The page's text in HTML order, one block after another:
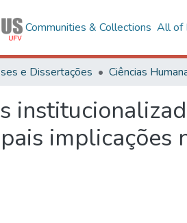
Communities & Collections All of
e Dissertações
implicações